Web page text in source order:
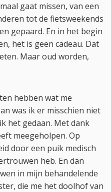
gaat missen, van een
tot de fietsweekends
gepaard. En in het begin
het is geen cadeau. Dat
Maar oud worden,
hebben wat me
was ik er misschien niet
het gedaan. Met dank
meegeholpen. Op
door een puik medisch
heb. En dan
in mijn behandelende
die me het doolhof van